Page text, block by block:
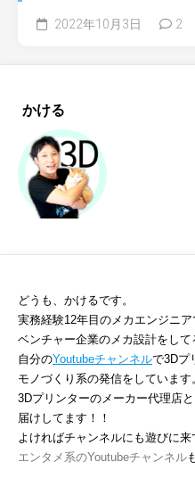
2022年10月3日 2
かける
どうも、かけるです。
実務経験12年目のメカエンジニア
ベンチャー企業のメカ設計をして
自分のYoutubeチャンネルで3Dプ
モノづくり系の発信をしています
3Dプリンターのメーカー代理店
届けしてます！！
よければチャンネルにも遊びに来
エンタメ系のYoutubeチャンネル